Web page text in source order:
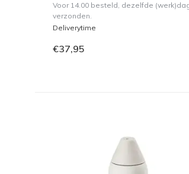
Voor 14.00 besteld, dezelfde
verzonden.
Deliverytime
€37,95